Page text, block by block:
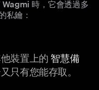
時，它會透過多
私鑰：
裝置上的 智慧備
只有您能存取。